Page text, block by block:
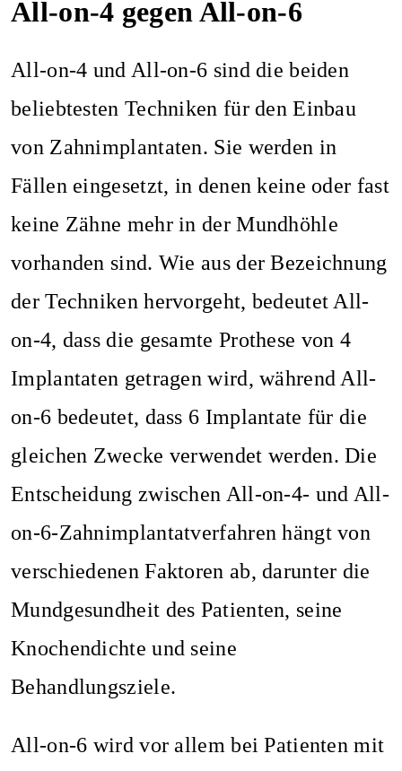
All-on-4 gegen All-on-6
All-on-4 und All-on-6 sind die beiden
beliebtesten Techniken für den Einbau
von Zahnimplantaten. Sie werden in
Fällen eingesetzt, in denen keine oder fast
keine Zähne mehr in der Mundhöhle
vorhanden sind. Wie aus der Bezeichnung
der Techniken hervorgeht, bedeutet All-
on-4, dass die gesamte Prothese von 4
Implantaten getragen wird, während All-
on-6 bedeutet, dass 6 Implantate für die
gleichen Zwecke verwendet werden. Die
Entscheidung zwischen All-on-4- und All-
on-6-Zahnimplantatverfahren hängt von
verschiedenen Faktoren ab, darunter die
Mundgesundheit des Patienten, seine
Knochendichte und seine
Behandlungsziele.
All-on-6 wird vor allem bei Patienten mit